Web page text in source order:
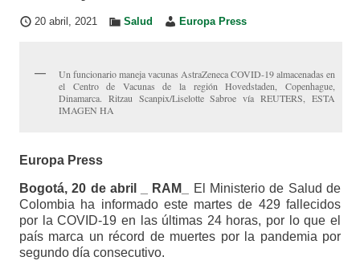
20 abril, 2021 Salud Europa Press
Un funcionario maneja vacunas AstraZeneca COVID-19 almacenadas en
el Centro de Vacunas de la región Hovedstaden, Copenhague,
Dinamarca. Ritzau Scanpix/Liselotte Sabroe vía REUTERS, ESTA
IMAGEN HA
Europa Press
Bogotá, 20 de abril _ RAM_
El Ministerio de Salud de
Colombia ha informado este martes de 429 fallecidos
por la COVID-19 en las últimas 24 horas, por lo que el
país marca un récord de muertes por la pandemia por
segundo día consecutivo.